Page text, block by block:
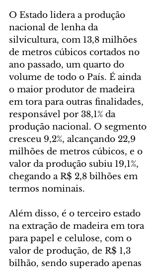
O Estado lidera a produção
nacional de lenha da
silvicultura, com 13,8 milhões
de metros cúbicos cortados no
ano passado, um quarto do
volume de todo o País. É ainda
o maior produtor de madeira
em tora para outras finalidades,
responsável por 38,1% da
produção nacional. O segmento
cresceu 9,2%, alcançando 22,9
milhões de metros cúbicos, e o
valor da produção subiu 19,1%,
chegando a R$ 2,8 bilhões em
termos nominais.
Além disso, é o terceiro estado
na extração de madeira em tora
para papel e celulose, com o
valor de produção, de R$ 1,3
bilhão, sendo superado apenas